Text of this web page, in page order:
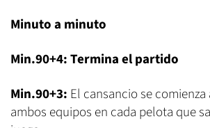
Minuto a minuto
Min.90+4: Termina el partido
Min.90+3: El cansancio se
ambos equipos en cada pelota que